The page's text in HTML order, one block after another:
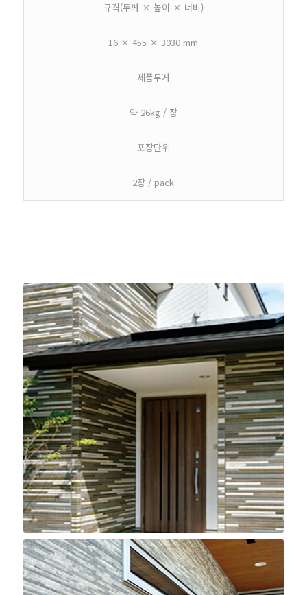
규격(두께 × 높이 × 너비)
16 × 455 × 3030 mm
제품무게
약 26kg / 장
포장단위
2장 / pack